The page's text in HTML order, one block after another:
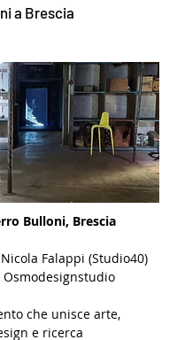
a Brescia
Bulloni, Brescia
Falappi (Studio40)
che unisce arte,
e ricerca